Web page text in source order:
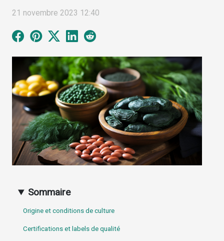
21 novembre 2023 12:40
Sommaire
Origine et conditions de culture
Certifications et labels de qualité